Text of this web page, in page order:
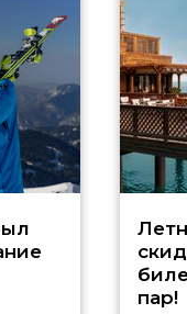
пар!